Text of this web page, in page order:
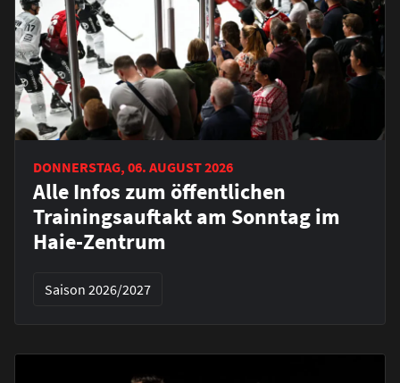
DONNERSTAG, 06. AUGUST 2026
Alle Infos zum öffentlichen
Trainingsauftakt am Sonntag im
Haie-Zentrum
Saison 2026/2027